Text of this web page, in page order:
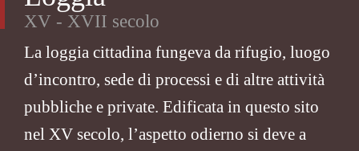
XV - XVII secolo
La loggia cittadina fungeva da rifugio, luogo
d’incontro, sede di processi e di altre attività
pubbliche e private. Edificata in questo sito
nel XV secolo, l’aspetto odierno si deve a